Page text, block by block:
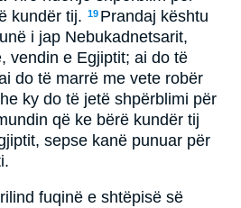
kundër tij. 19 Prandaj kështu
i jap Nebukadnetsarit,
vendin e Egjiptit; ai do të
do të marrë me vete robër
ky do të jetë shpërblimi për
që ke bërë kundër tij
sepse kanë punuar për
fuqinë e shtëpisë së